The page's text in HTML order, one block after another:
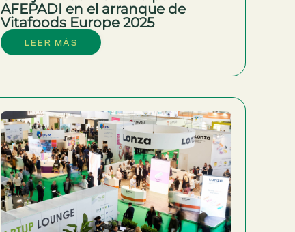
AFEPADI en el arranque de
Vitafoods Europe 2025
LEER MÁS